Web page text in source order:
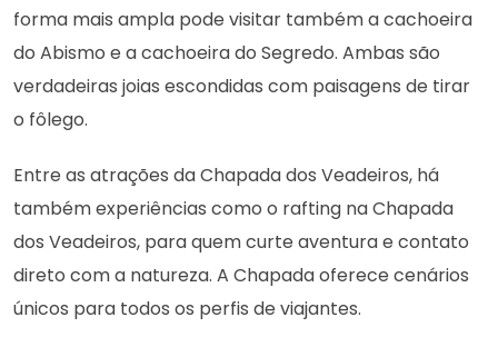
forma mais ampla pode visitar também a cachoeira
do Abismo e a cachoeira do Segredo. Ambas são
verdadeiras joias escondidas com paisagens de tirar
o fôlego.
Entre as atrações da Chapada dos Veadeiros, há
também experiências como o rafting na Chapada
dos Veadeiros, para quem curte aventura e contato
direto com a natureza. A Chapada oferece cenários
únicos para todos os perfis de viajantes.